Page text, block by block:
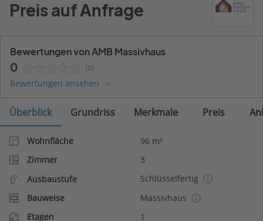
Preis auf Anfrage
Bewertungen von AMB Massivhaus
0 (0)
Bewertungen ansehen
Überblick Grundriss Merkmale Preis
Wohnfläche
96 m²
Zimmer
3
Ausbaustufe
Schlüsselfertig
Bauweise
Massivhaus
Etagen
1